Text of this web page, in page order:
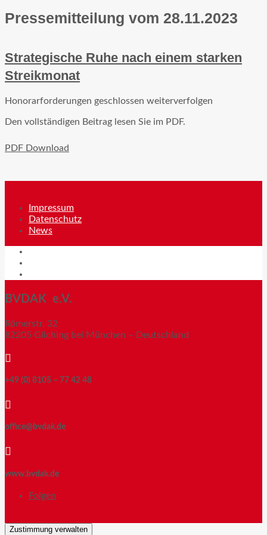
Pressemitteilung vom 28.11.2023
Strategische Ruhe nach einem starken
Streikmonat
Honorarforderungen geschlossen weiterverfolgen
Den vollständigen Beitrag lesen Sie im PDF.
PDF Download
Impressum
Datenschutz
News
BVDAK e.V.
Römerstr. 32
82205 Gilching bei München – Deutschland

+49 (0) 8105 – 77 42 48

office@bvdak.de

www.bvdak.de
Folgen
Zustimmung verwalten